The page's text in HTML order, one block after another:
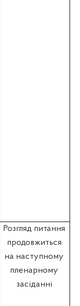
Розгляд питання
продовжиться
на наступному
пленарному
засіданні